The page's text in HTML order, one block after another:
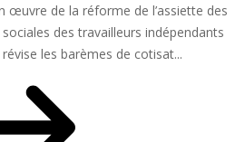
œuvre de la réforme de l’assiette des
des travailleurs indépendants
les barèmes de cotisat...